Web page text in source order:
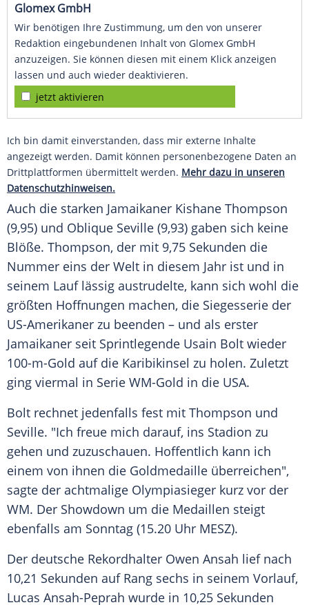
Glomex GmbH
Wir benötigen Ihre Zustimmung, um den von unserer
Redaktion eingebundenen Inhalt von Glomex GmbH
anzuzeigen. Sie können diesen mit einem Klick anzeigen
lassen und auch wieder deaktivieren.
jetzt aktivieren
Ich bin damit einverstanden, dass mir externe Inhalte
angezeigt werden. Damit können personenbezogene Daten an
Drittplattformen übermittelt werden. Mehr dazu in unseren
Datenschutzhinweisen.
Auch die starken Jamaikaner Kishane Thompson
(9,95) und Oblique Seville (9,93) gaben sich keine
Blöße. Thompson, der mit 9,75 Sekunden die
Nummer eins der Welt in diesem Jahr ist und in
seinem Lauf lässig austrudelte, kann sich wohl die
größten Hoffnungen machen, die Siegesserie der
US-Amerikaner zu beenden – und als erster
Jamaikaner seit Sprintlegende Usain Bolt wieder
100-m-Gold auf die Karibikinsel zu holen. Zuletzt
ging viermal in Serie WM-Gold in die USA.
Bolt rechnet jedenfalls fest mit Thompson und
Seville. "Ich freue mich darauf, ins Stadion zu
gehen und zuzuschauen. Hoffentlich kann ich
einem von ihnen die Goldmedaille überreichen",
sagte der achtmalige Olympiasieger kurz vor der
WM. Der Showdown um die Medaillen steigt
ebenfalls am Sonntag (15.20 Uhr MESZ).
Der deutsche Rekordhalter Owen Ansah lief nach
10,21 Sekunden auf Rang sechs in seinem Vorlauf,
Lucas Ansah-Peprah wurde in 10,25 Sekunden